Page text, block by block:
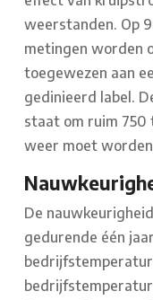
weerstanden. Op
metingen worden
toegewezen aan
gedinieerd label.
staat om ruim
weer moet
De
gedurende één